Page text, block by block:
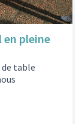
en pleine
table